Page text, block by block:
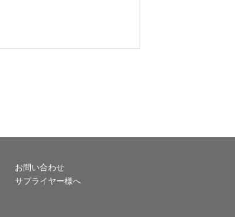
お問い合わせ
サプライヤー様へ